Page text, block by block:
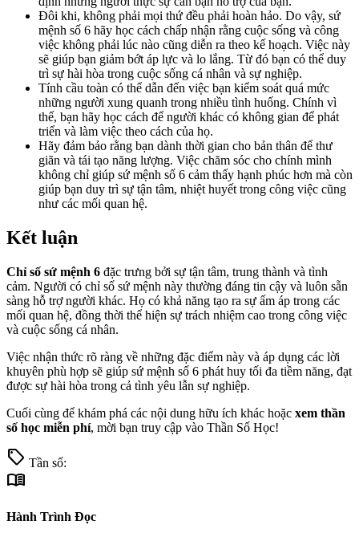
Đôi khi, không phải mọi thứ đều phải hoàn hảo. Do vậy, sứ
mệnh số 6 hãy học cách chấp nhận rằng cuộc sống và công
việc không phải lúc nào cũng diễn ra theo kế hoạch. Việc này
sẽ giúp bạn giảm bớt áp lực và lo lắng. Từ đó bạn có thể duy
trì sự hài hòa trong cuộc sống cá nhân và sự nghiệp.
Tính cầu toàn có thể dẫn đến việc bạn kiểm soát quá mức
những người xung quanh trong nhiều tình huống. Chính vì
thế, bạn hãy học cách để người khác có không gian để phát
triển và làm việc theo cách của họ.
Hãy đảm bảo rằng bạn dành thời gian cho bản thân để thư
giãn và tái tạo năng lượng. Việc chăm sóc cho chính mình
không chỉ giúp sứ mệnh số 6 cảm thấy hạnh phúc hơn mà còn
giúp bạn duy trì sự tận tâm, nhiệt huyết trong công việc cũng
như các mối quan hệ.
Kết luận
Chỉ số sứ mệnh 6 đặc trưng bởi sự tận tâm, trung thành và tình
cảm. Người có chỉ số sứ mệnh này thường đáng tin cậy và luôn sẵn
sàng hỗ trợ người khác. Họ có khả năng tạo ra sự ấm áp trong các
mối quan hệ, đồng thời thể hiện sự trách nhiệm cao trong công việc
và cuộc sống cá nhân.
Việc nhận thức rõ ràng về những đặc điểm này và áp dụng các lời
khuyên phù hợp sẽ giúp sứ mệnh số 6 phát huy tối đa tiềm năng, đạt
được sự hài hòa trong cả tình yêu lẫn sự nghiệp.
Cuối cùng để khám phá các nội dung hữu ích khác hoặc xem thần
số học miễn phí, mời bạn truy cập vào Thần Số Học!
sell Tần số:
menu_book
Hành Trình Đọc